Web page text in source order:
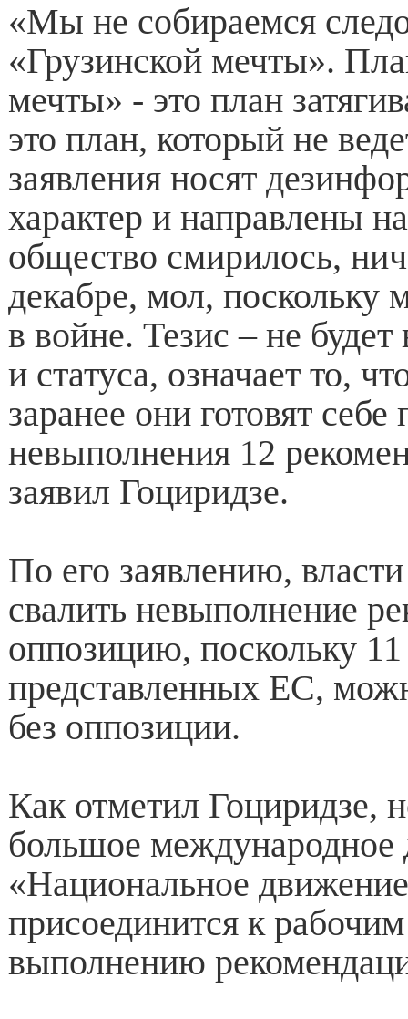
«Мы не собираемся
«Грузинской мечты».
мечты» - это план
это план, который не
заявления носят
характер и направлены
общество смирилось,
декабре, мол, поскольку
в войне. Тезис – не
и статуса, означает то,
заранее они готовят себе
невыполнения 12
заявил Гоциридзе.
По его заявлению,
свалить невыполнение
оппозицию, поскольку
представленных ЕС,
без оппозиции.
Как отметил Гоциридзе,
большое международное
«Национальное
присоединится к
выполнению